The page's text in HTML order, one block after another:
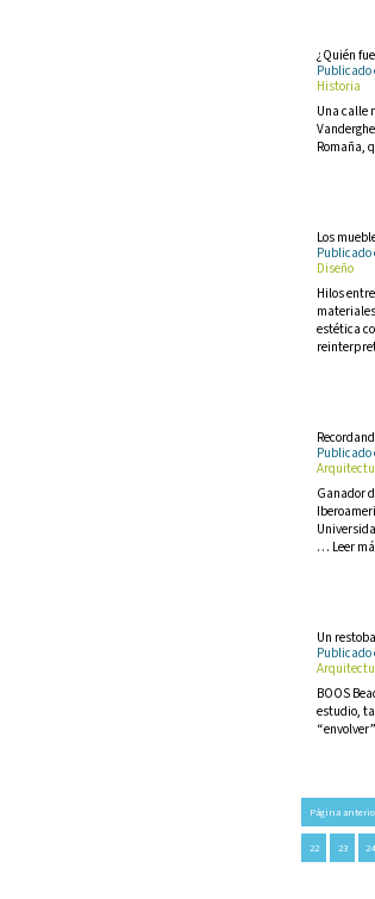
¿Quién
Publicado
Historia
Una calle
Romaña,
Los
Publicado
Diseño
Hilos
estética
Publicado
Ganador
… Leer
Un
Publicado
BOOS
estudio,
Página
22 23 24